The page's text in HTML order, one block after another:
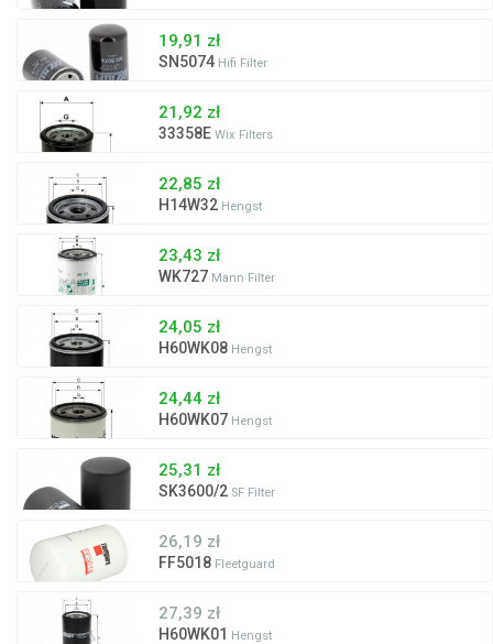
19,91 zł
SN5074 Hifi Filter
21,92 zł
33358E Wix Filters
22,85 zł
H14W32 Hengst
23,43 zł
WK727 Mann Filter
24,05 zł
H60WK08 Hengst
24,44 zł
H60WK07 Hengst
25,31 zł
SK3600/2 SF Filter
26,19 zł
FF5018 Fleetguard
27,39 zł
H60WK01 Hengst